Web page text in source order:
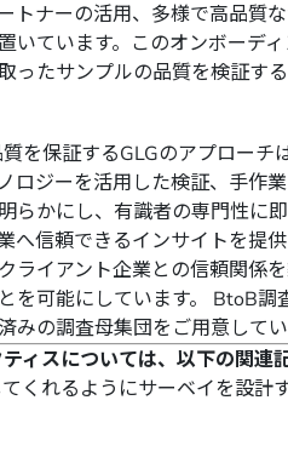
トナーの活用、多様で高品質
いています。このオンボーデ
ったサンプルの品質を検証す
を保証するGLGのアプロー
ロジーを活用した検証、手作
らかにし、有識者の専門性に
へ信頼できるインサイトを提
ライアント企業との信頼関係
を可能にしています。 BtoB
みの調査母集団をご用意してい
ィスについては、以下の関連
くれるようにサーベイを設計